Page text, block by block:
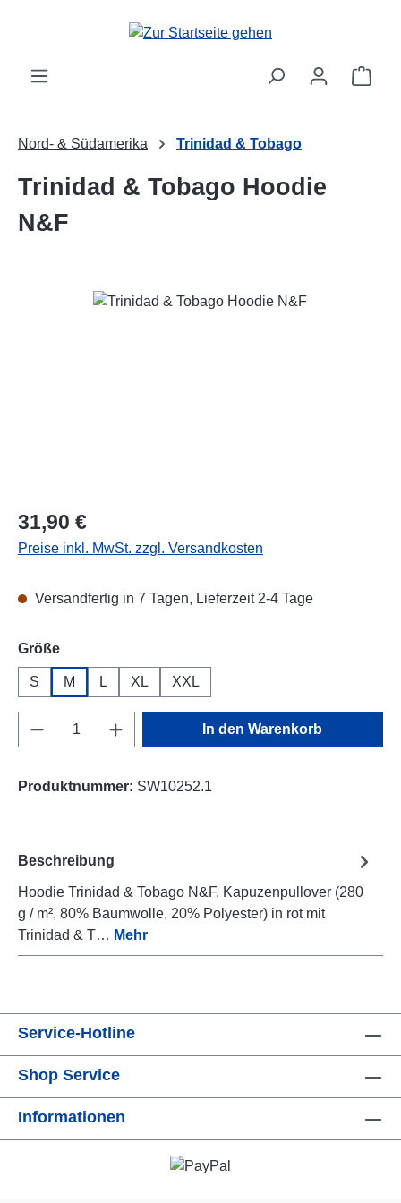
Zum Hauptinhalt springen
Nord- & Südamerika Trinidad & Tobago
Trinidad & Tobago Hoodie
N&F
Bildergalerie überspringen
Regulärer Preis:
31,90 €
Preise inkl. MwSt. zzgl. Versandkosten
Versandfertig in 7 Tagen, Lieferzeit 2-4 Tage
Größeauswählen
S M L XL XXL
Produkt Anzahl: Gib den gewünschten
In den Warenkorb
Produktnummer: SW10252.1
Beschreibung
Hoodie Trinidad & Tobago N&F. Kapuzenpullover (280
g / m², 80% Baumwolle, 20% Polyester) in rot mit
Trinidad & T… Mehr
Service-Hotline
Shop Service
Informationen